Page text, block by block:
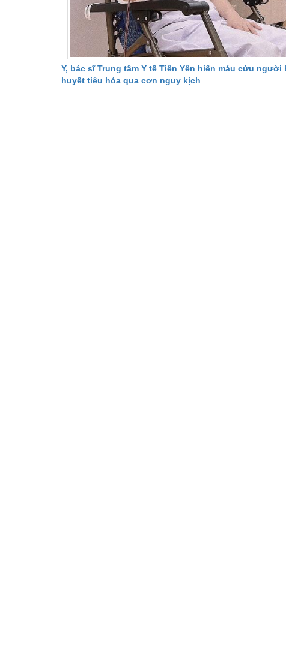
Y, bác sĩ Trung tâm Y tế Tiên Yên hiến máu cứu người
huyết tiêu hóa qua cơn nguy kịch